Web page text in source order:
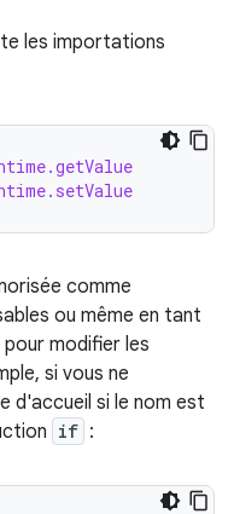
les importations
comme
ou même en tant
modifier les
si vous ne
d'accueil si le nom est
if :